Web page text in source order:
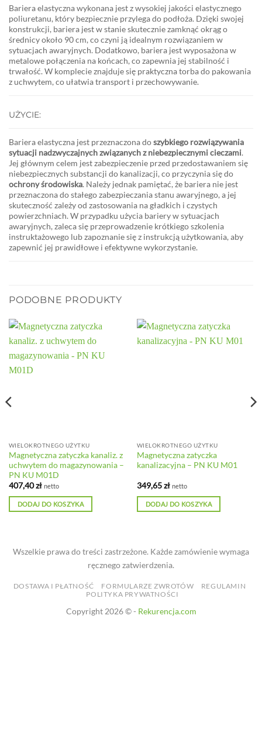
Bariera elastyczna wykonana jest z wysokiej jakości elastycznego
poliuretanu, który bezpiecznie przylega do podłoża. Dzięki swojej
konstrukcji, bariera jest w stanie skutecznie zamknąć okrąg o
średnicy około 90 cm, co czyni ją idealnym rozwiązaniem w
sytuacjach awaryjnych. Dodatkowo, bariera jest wyposażona w
metalowe połączenia na końcach, co zapewnia jej stabilność i
trwałość. W komplecie znajduje się praktyczna torba do pakowania
z uchwytem, co ułatwia transport i przechowywanie.
UŻYCIE:
Bariera elastyczna jest przeznaczona doszybkiego rozwiązywania
sytuacji nadzwyczajnych związanych z niebezpiecznymi cieczami.
Jej głównym celem jest zabezpieczenie przed przedostawaniem się
niebezpiecznych substancji do kanalizacji, co przyczynia się do
ochrony środowiska. Należy jednak pamiętać, że bariera nie jest
przeznaczona do stałego zabezpieczania stanu awaryjnego, a jej
skuteczność zależy od zastosowania na gładkich i czystych
powierzchniach. W przypadku użycia bariery w sytuacjach
awaryjnych, zaleca się przeprowadzenie krótkiego szkolenia
instruktażowego lub zapoznanie się z instrukcją użytkowania, aby
zapewnić jej prawidłowe i efektywne wykorzystanie.
PODOBNE PRODUKTY
WIELOKROTNEGO UŻYTKU
Magnetyczna zatyczka kanaliz. z
uchwytem do magazynowania –
PN KU M01D
407,40zł netto
DODAJ DO KOSZYKA
WIELOKROTNEGO UŻYTKU
Magnetyczna zatyczka
kanalizacyjna – PN KU M01
349,65zł netto
DODAJ DO KOSZYKA
Wszelkie prawa do treści zastrzeżone. Każde zamówienie wymaga
ręcznego zatwierdzenia.
DOSTAWA I PŁATNOŚĆ FORMULARZE ZWROTÓW
REGULAMIN
POLITYKA PRYWATNOŚCI
Copyright 2026 © - Rekurencja.com